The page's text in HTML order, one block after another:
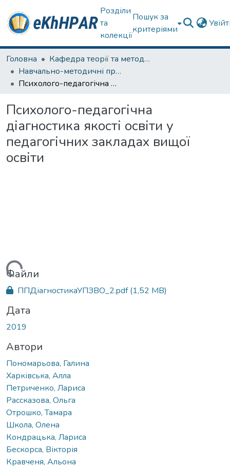
Розділи
та
колекції
Пошук за
критеріями
Головна
Кафедра теорії та методик дошкільної освіти
Навчально-методичні праці
Психолого-педагогічна діагностика якості освіти у педагогічних закладах вищої освіти
Психолого-педагогічна
діагностика якості освіти у
педагогічних закладах вищої
освіти
Файли
ППДіагностикаУПЗВО_2.pdf(1,52 MB)
Дата
2019
Автори
Пономарьова, Галина
Харківська, Алла
Петриченко, Лариса
Рассказова, Ольга
Отрошко, Тамара
Школа, Олена
Кондрацька, Лариса
Бескорса, Вікторія
Кравченя, Альона